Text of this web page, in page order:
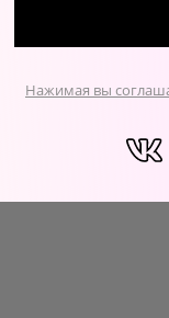
Нажимая вы